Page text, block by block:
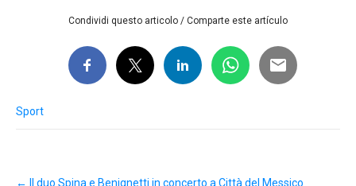
Condividi questo articolo / Comparte este artículo
Sport
← Il duo Spina e Benignetti in concerto a Città del Messico